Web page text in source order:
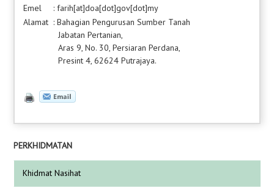
Emel
: farih[at]doa[dot]gov[dot]my
Alamat : Bahagian Pengurusan Sumber Tanah
Jabatan Pertanian,
Aras 9, No. 30, Persiaran Perdana,
Presint 4, 62624 Putrajaya.
PERKHIDMATAN
Khidmat Nasihat